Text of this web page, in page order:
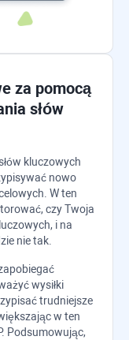
za pomocą
słów
kluczowych
nowo
W ten
czy Twoja
i na
nie tak.
wysiłki
trudniejsze
w ten
Podsumowując,